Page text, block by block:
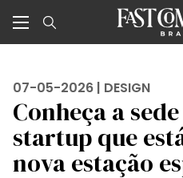
07-05-2026 | DESIGN
Conheça a
startup que
nova estação